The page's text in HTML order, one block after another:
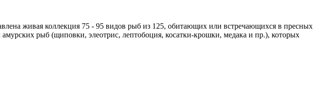
живая коллекция 75 - 95 видов рыб из 125, обитающих или встречающихся в пресных
рыб (щиповки, элеотрис, лептобоция, косатки-крошки, медака и пр.), которых